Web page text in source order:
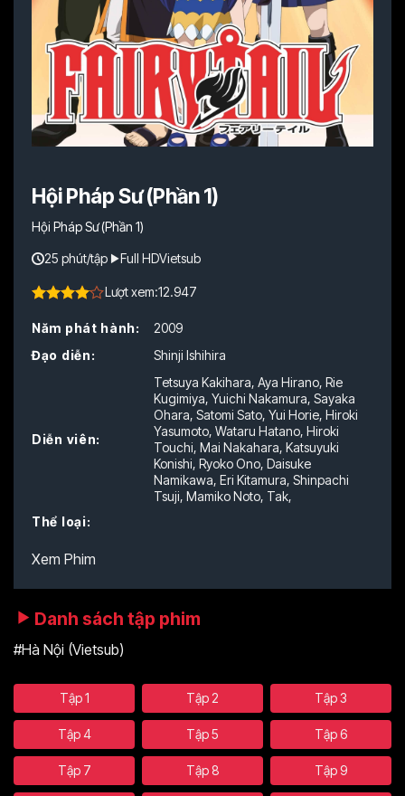
Hội Pháp Sư (Phần 1)
Hội Pháp Sư (Phần 1)
25 phút/tập Full HDVietsub
of 5
Lượt xem:12.947
Năm phát hành:
2009
Đạo diễn:
Shinji Ishihira
Diễn viên:
Tetsuya Kakihara, Aya Hirano, Rie
Kugimiya, Yuichi Nakamura, Sayaka
Ohara, Satomi Sato, Yui Horie, Hiroki
Yasumoto, Wataru Hatano, Hiroki
Touchi, Mai Nakahara, Katsuyuki
Konishi, Ryoko Ono, Daisuke
Namikawa, Eri Kitamura, Shinpachi
Tsuji, Mamiko Noto, Tak,
Thể loại:
Xem Phim
Danh sách tập phim
#Hà Nội (Vietsub)
Tập 1 Tập 2 Tập 3
Tập 4 Tập 5 Tập 6
Tập 7 Tập 8 Tập 9